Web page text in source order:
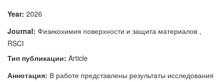
Year: 2026
Journal: Физикохимия поверхности и защита материалов ,
RSCI
Тип публикации: Article
Аннотация: В работе представлены результаты исследования